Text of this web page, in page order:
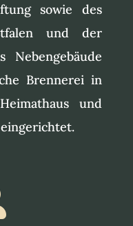
sowie des
und der
Nebengebäude
Brennerei in
und